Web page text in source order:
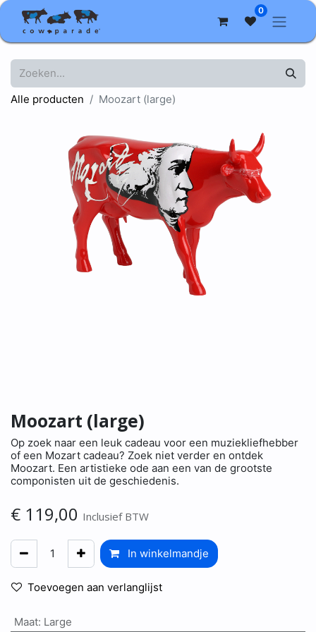
0
Alle producten Moozart (large)
Moozart (large)
Op zoek naar een leuk cadeau voor een muziekliefhebber
of een Mozart cadeau? Zoek niet verder en ontdek
Moozart. Een artistieke ode aan een van de grootste
componisten uit de geschiedenis.
€ 119,00 Inclusief BTW
In winkelmandje
Toevoegen aan verlanglijst
Maat: Large